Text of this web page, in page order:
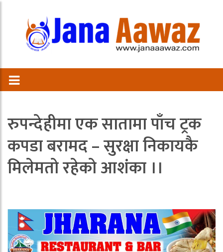
रुपन्देहीमा एक सातामा पाँच ट्रक
कपडा बरामद – सुरक्षा निकायकै
मिलेमतो रहेको आशंका ।।